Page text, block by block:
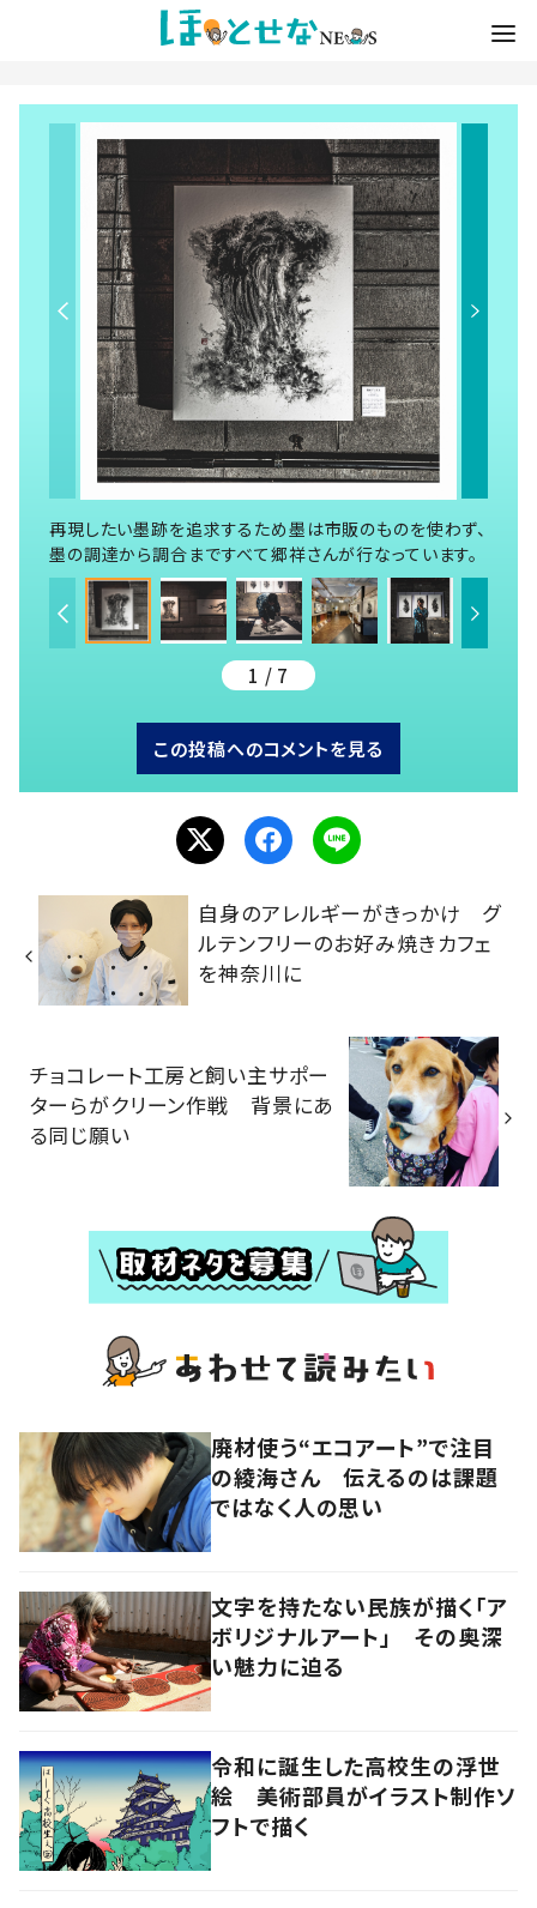
再現したい墨跡を追求するため墨は市販のものを使わず、
墨の調達から調合まですべて郷祥さんが行なっています。
1 / 7
この投稿へのコメントを見る
自身のアレルギーがきっかけ グ
ルテンフリーのお好み焼きカフェ
を神奈川に
チョコレート工房と飼い主サポー
ターらがクリーン作戦 背景にあ
る同じ願い
廃材使う“エコアート”で注目
の綾海さん 伝えるのは課題
ではなく人の思い
文字を持たない民族が描く「ア
ボリジナルアート」 その奥深
い魅力に迫る
令和に誕生した高校生の浮世
絵 美術部員がイラスト制作ソ
フトで描く